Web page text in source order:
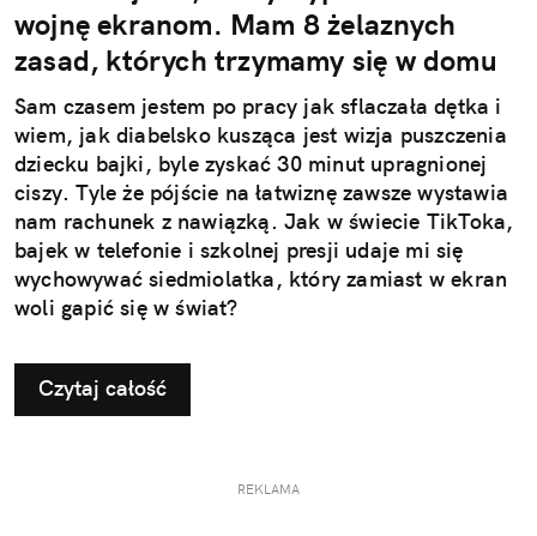
wojnę ekranom. Mam 8 żelaznych
zasad, których trzymamy się w domu
Sam czasem jestem po pracy jak sflaczała dętka i
wiem, jak diabelsko kusząca jest wizja puszczenia
dziecku bajki, byle zyskać 30 minut upragnionej
ciszy. Tyle że pójście na łatwiznę zawsze wystawia
nam rachunek z nawiązką. Jak w świecie TikToka,
bajek w telefonie i szkolnej presji udaje mi się
wychowywać siedmiolatka, który zamiast w ekran
woli gapić się w świat?
Czytaj całość
REKLAMA